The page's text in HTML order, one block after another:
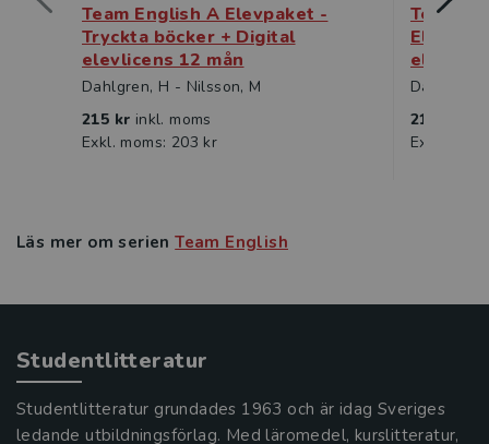
Team English A Elevpaket -
Tryckta böcker + Digital
elevlicens 12 mån
Dahlgren, H - Nilsson, M
215 kr inkl. moms
Exkl. moms: 203 kr
Team
Dahlgren,
215 kr
Exkl.
Läs mer om serienTeam English
Studentlitteratur
Studentlitteratur grundades 1963 och är idag Sveriges
ledande utbildningsförlag. Med läromedel, kurslitteratur,